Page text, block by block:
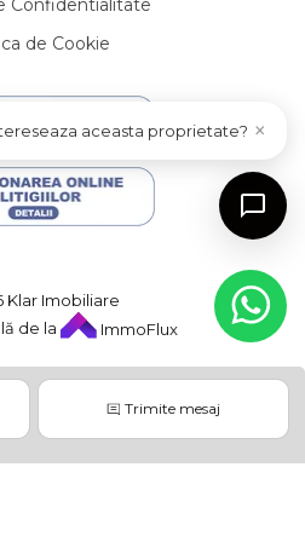
Napoca Andrei Muresanu
Napoca Gheorgheni
Napoca Centru
Napoca Plopilor
Napoca Europa
Andrei Muresanu
Zorilor
Trimite mesaj
Confidentialitate
de Cookie
Klar Imobiliare
de la
ImmoFlux
aceasta proprietate? ×